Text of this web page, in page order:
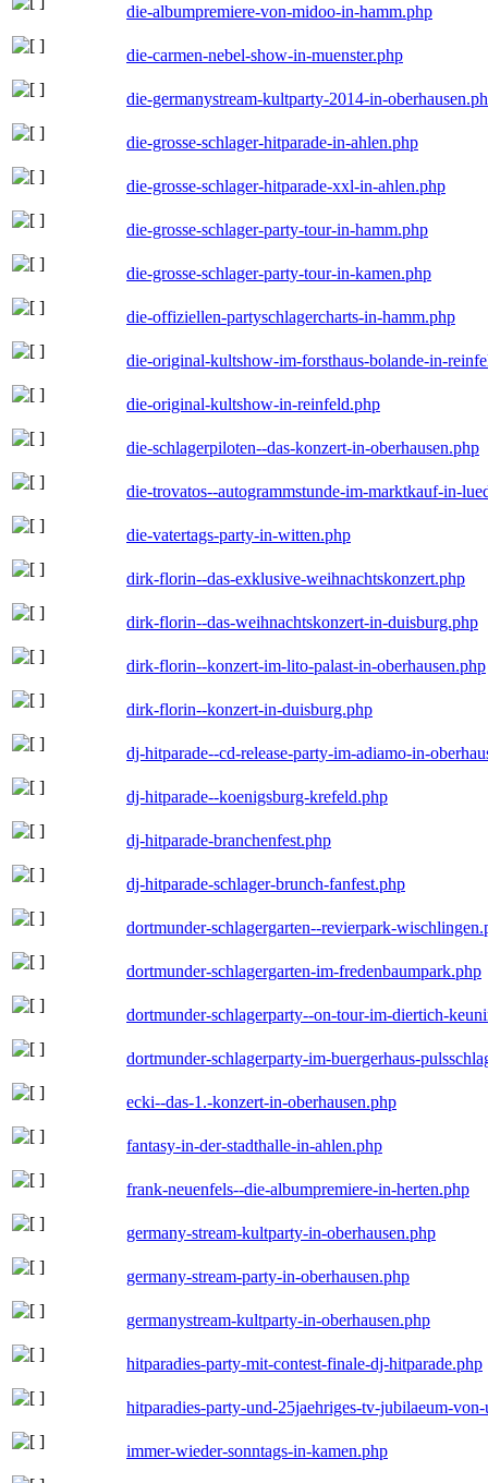
die-albumpremiere-von-midoo-in-hamm.php
die-carmen-nebel-show-in-muenster.php
die-germanystream-kultparty-2014-in-
die-grosse-schlager-hitparade-in-ahlen.php
die-grosse-schlager-hitparade-xxl-in-ahlen.php
die-grosse-schlager-party-tour-in-hamm.php
die-grosse-schlager-party-tour-in-kamen.php
die-offiziellen-partyschlagercharts-in-hamm.php
die-original-kultshow-im-forsthaus-bolande-in-
die-original-kultshow-in-reinfeld.php
die-schlagerpiloten--das-konzert-in-oberhausen.php
die-trovatos--autogrammstunde-im-marktkauf-in-
die-vatertags-party-in-witten.php
dirk-florin--das-exklusive-weihnachtskonzert.php
dirk-florin--das-weihnachtskonzert-in-duisburg.php
dirk-florin--konzert-im-lito-palast-in-oberhausen.php
dirk-florin--konzert-in-duisburg.php
dj-hitparade--cd-release-party-im-adiamo-in-
dj-hitparade--koenigsburg-krefeld.php
dj-hitparade-branchenfest.php
dj-hitparade-schlager-brunch-fanfest.php
dortmunder-schlagergarten--revierpark-
dortmunder-schlagergarten-im-fredenbaumpark.php
dortmunder-schlagerparty--on-tour-im-diertich-
dortmunder-schlagerparty-im-buergerhaus-
ecki--das-1.-konzert-in-oberhausen.php
fantasy-in-der-stadthalle-in-ahlen.php
frank-neuenfels--die-albumpremiere-in-herten.php
germany-stream-kultparty-in-oberhausen.php
germany-stream-party-in-oberhausen.php
germanystream-kultparty-in-oberhausen.php
hitparadies-party-mit-contest-finale-dj-hitparade.php
hitparadies-party-und-25jaehriges-tv-jubilaeum-
immer-wieder-sonntags-in-kamen.php